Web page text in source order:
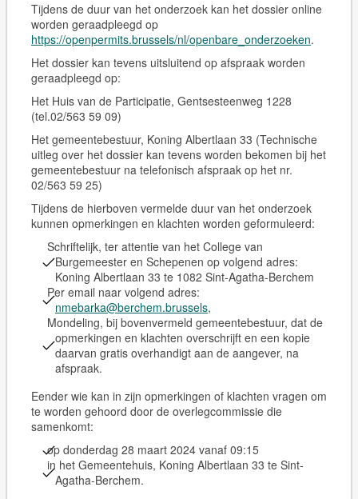
Tijdens de duur van het onderzoek kan het dossier online
worden geraadpleegd op
https://openpermits.brussels/nl/openbare_onderzoeken.
Het dossier kan tevensuitsluitend op afspraak worden
geraadpleegd op:
Het Huis van de Participatie, Gentsesteenweg 1228
(tel.02/563 59 09)
Het gemeentebestuur, Koning Albertlaan 33 (Technische
uitleg over het dossier kan tevens worden bekomen bij het
gemeentebestuur na telefonisch afspraak op het nr.
02/563 59 25)
Tijdens de hierboven vermelde duur van het onderzoek
kunnen opmerkingen en klachten worden geformuleerd:
Schriftelijk, ter attentie van het College van
Burgemeester en Schepenen op volgend adres:
Koning Albertlaan 33 te 1082 Sint-Agatha-Berchem
Per email naar volgend adres:
nmebarka@berchem.brussels,
Mondeling, bij bovenvermeld gemeentebestuur, dat de
opmerkingen en klachten overschrijft en een kopie
daarvan gratis overhandigt aan de aangever, na
afspraak.
Eender wie kan in zijn opmerkingen of klachten vragen om
te worden gehoord door de overlegcommissie die
samenkomt:
op donderdag 28 maart 2024 vanaf 09:15
in het Gemeentehuis, Koning Albertlaan 33 te Sint-
Agatha-Berchem.